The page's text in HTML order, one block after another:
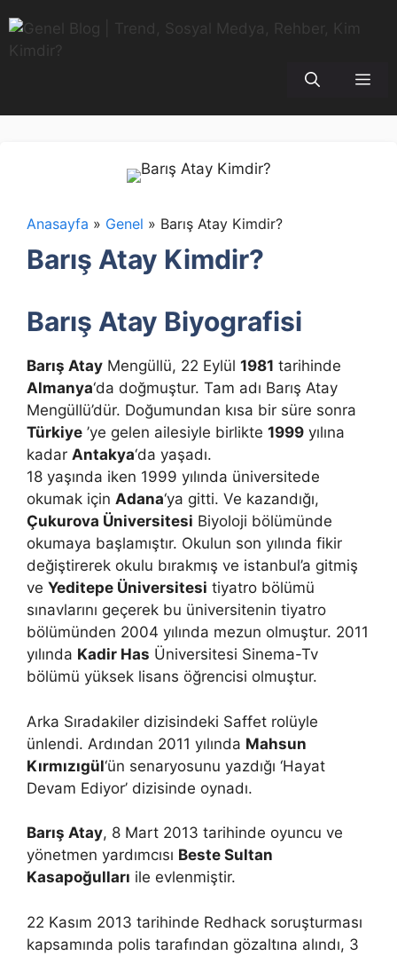
atla
Anasayfa » Genel » Barış Atay Kimdir?
Barış Atay Kimdir?
Barış Atay Biyografisi
Barış Atay Mengüllü, 22 Eylül 1981 tarihinde
Almanya‘da doğmuştur. Tam adı Barış Atay
Mengüllü’dür. Doğumundan kısa bir süre sonra
Türkiye ’ye gelen ailesiyle birlikte 1999 yılına
kadar Antakya‘da yaşadı.
18 yaşında iken 1999 yılında üniversitede
okumak için Adana‘ya gitti. Ve kazandığı,
Çukurova Üniversitesi Biyoloji bölümünde
okumaya başlamıştır. Okulun son yılında fikir
değiştirerek okulu bırakmış ve istanbul’a gitmiş
ve Yeditepe Üniversitesi tiyatro bölümü
sınavlarını geçerek bu üniversitenin tiyatro
bölümünden 2004 yılında mezun olmuştur. 2011
yılında Kadir Has Üniversitesi Sinema-Tv
bölümü yüksek lisans öğrencisi olmuştur.
Arka Sıradakiler dizisindeki Saffet rolüyle
ünlendi. Ardından 2011 yılında Mahsun
Kırmızıgül‘ün senaryosunu yazdığı ‘Hayat
Devam Ediyor’ dizisinde oynadı.
Barış Atay, 8 Mart 2013 tarihinde oyuncu ve
yönetmen yardımcısı Beste Sultan
Kasapoğulları ile evlenmiştir.
22 Kasım 2013 tarihinde Redhack soruşturması
kapsamında polis tarafından gözaltına alındı, 3